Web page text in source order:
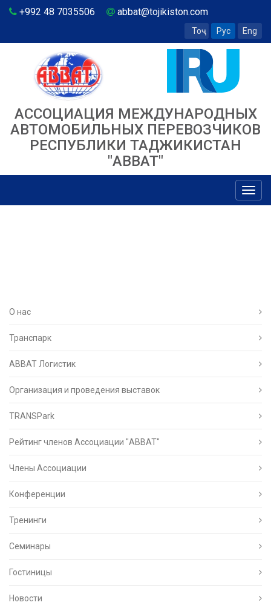
+992 48 7035506 abbat@tojikiston.com
Тоҷ Рус Eng
АССОЦИАЦИЯ МЕЖДУНАРОДНЫХ
АВТОМОБИЛЬНЫХ ПЕРЕВОЗЧИКОВ
РЕСПУБЛИКИ ТАДЖИКИСТАН
"ABBAT"
О нас
Транспарк
ABBAT Логистик
Организация и проведения выставок
TRANSPark
Рейтинг членов Ассоциации "АВВАТ"
Члены Ассоциации
Конференции
Тренинги
Семинары
Гостиницы
Новости